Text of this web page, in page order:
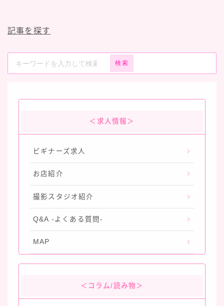
記事を探す
検索
＜求人情報＞
ビギナーズ求人
お店紹介
撮影スタジオ紹介
Q&A -よくある質問-
MAP
＜コラム/読み物＞